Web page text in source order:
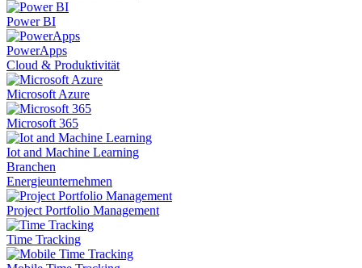
Power BI
PowerApps
Cloud & Produktivität
Microsoft Azure
Microsoft 365
Iot and Machine Learning
Branchen
Energieunternehmen
Project Portfolio Management
Time Tracking